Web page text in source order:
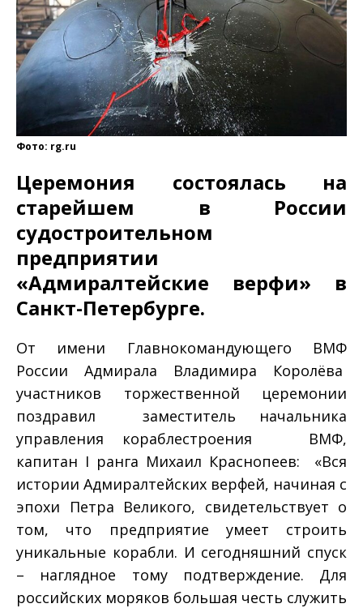
Фото: rg.ru
Церемония состоялась на
старейшем в России
судостроительном
предприятии
«Адмиралтейские верфи» в
Санкт-Петербурге.
От имени Главнокомандующего ВМФ
России Адмирала Владимира Королёва
участников торжественной церемонии
поздравил заместитель начальника
управления кораблестроения ВМФ,
капитан I ранга Михаил Краснопеев: «Вся
истории Адмиралтейских верфей, начиная с
эпохи Петра Великого, свидетельствует о
том, что предприятие умеет строить
уникальные корабли. И сегодняшний спуск
– наглядное тому подтверждение. Для
российских моряков большая честь служить